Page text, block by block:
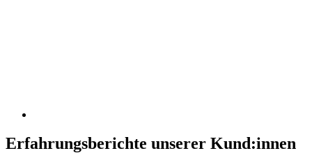
Erfahrungsberichte unserer Kund:innen